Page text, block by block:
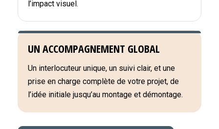
l’impact visuel.
UN ACCOMPAGNEMENT GLOBAL
Un interlocuteur unique, un suivi clair, et une
prise en charge complète de votre projet, de
l’idée initiale jusqu’au montage et démontage.